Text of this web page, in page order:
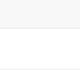
推广策略方面，